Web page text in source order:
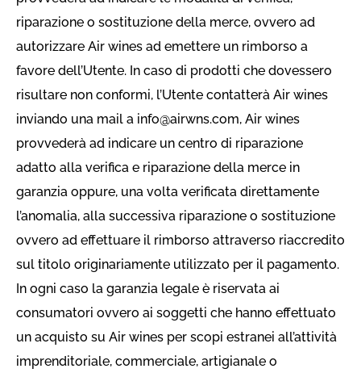
riparazione o sostituzione della merce, ovvero ad
autorizzare Air wines ad emettere un rimborso a
favore dell’Utente. In caso di prodotti che dovessero
risultare non conformi, l’Utente contatterà Air wines
inviando una mail a info@airwns.com, Air wines
provvederà ad indicare un centro di riparazione
adatto alla verifica e riparazione della merce in
garanzia oppure, una volta verificata direttamente
l’anomalia, alla successiva riparazione o sostituzione
ovvero ad effettuare il rimborso attraverso riaccredito
sul titolo originariamente utilizzato per il pagamento.
In ogni caso la garanzia legale è riservata ai
consumatori ovvero ai soggetti che hanno effettuato
un acquisto su Air wines per scopi estranei all’attività
imprenditoriale, commerciale, artigianale o